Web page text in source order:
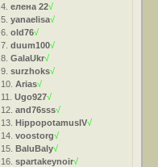
4.елена 22√
5.yanaelisa√
6.old76√
7.duum100√
8.GalaUkr√
9.surzhoks√
10.Arias√
11.Ugo927√
12.and76sss√
13.HippopotamusIV√
14.voostorg√
15.BaluBaly√
16.spartakeynoir√